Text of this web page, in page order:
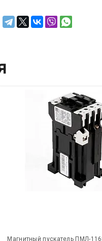
Магнитный пускатель ПМЛ-